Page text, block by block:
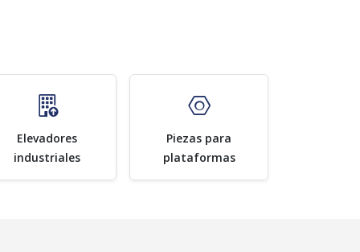
Elevadores
industriales
Piezas para
plataformas